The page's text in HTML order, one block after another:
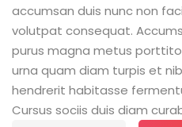
accumsan duis nunc non
volutpat consequat.
purus magna metus
urna quam diam turpis et
hendrerit habitasse
Cursus sociis duis diam